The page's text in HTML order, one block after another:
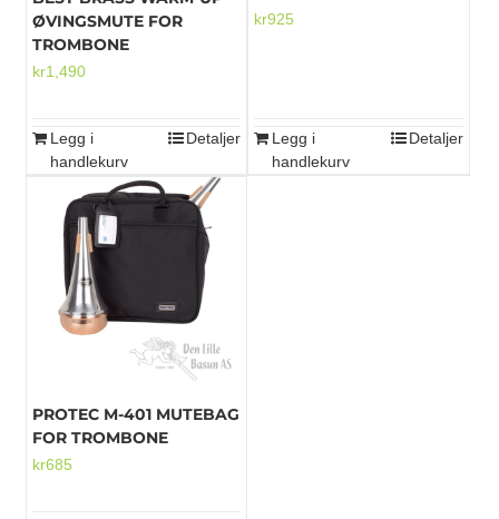
kan
ØVINGSMUTE FOR
TROMBONE
kr1,490
Legg i
handlekurv
Detaljer
kr925
Legg i
handlekurv
Detaljer
PROTEC M-401 MUTEBAG
FOR TROMBONE
kr685